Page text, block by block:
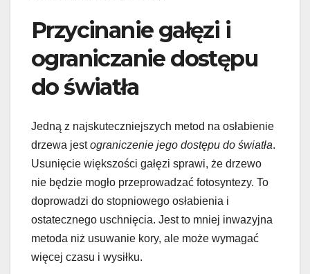
Przycinanie gałęzi i
ograniczanie dostępu
do światła
Jedną z najskuteczniejszych metod na osłabienie
drzewa jestograniczenie jego dostępu do światła.
Usunięcie większości gałęzi sprawi, że drzewo
nie będzie mogło przeprowadzać fotosyntezy. To
doprowadzi do stopniowego osłabienia i
ostatecznego uschnięcia. Jest to mniej inwazyjna
metoda niż usuwanie kory, ale może wymagać
więcej czasu i wysiłku.